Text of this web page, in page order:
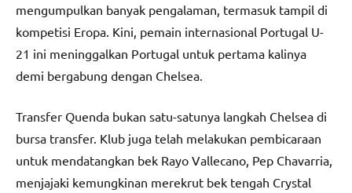
mengumpulkan banyak pengalaman, termasuk tampil di
kompetisi Eropa. Kini, pemain internasional Portugal U-
21 ini meninggalkan Portugal untuk pertama kalinya
demi bergabung dengan Chelsea.
Transfer Quenda bukan satu-satunya langkah Chelsea di
bursa transfer. Klub juga telah melakukan pembicaraan
untuk mendatangkan bek Rayo Vallecano, Pep Chavarria,
menjajaki kemungkinan merekrut bek tengah Crystal